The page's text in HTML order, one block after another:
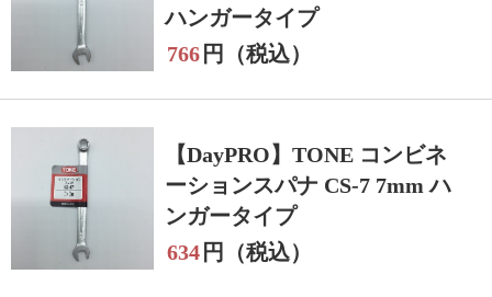
ハンガータイプ
766 円（税込）
【DayPRO】TONE コンビネ
ーションスパナ CS-7 7mm ハ
ンガータイプ
634 円（税込）